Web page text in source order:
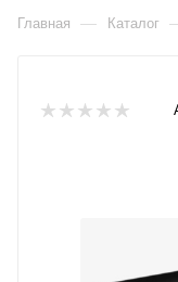
Главная — Каталог